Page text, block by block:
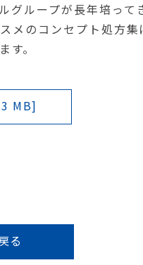
グループが長年培って
メのコンセプト処方集
。
MB]
る